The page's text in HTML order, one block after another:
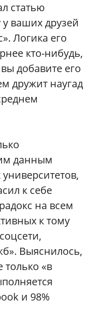
статью
ваших друзей
Логика его
кто-нибудь,
добавите его
дружит наугад
данным
к себе
на всем
к тому
Выяснилось,
только «в
и 98%